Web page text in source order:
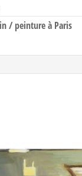
/ peinture à Paris